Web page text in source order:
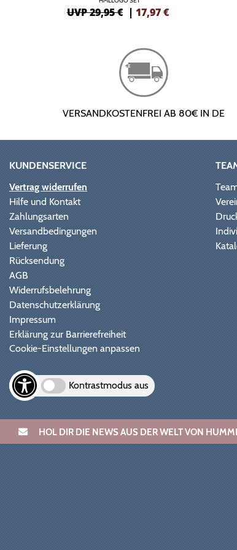
UVP 29,95 € | 17,97€
VERSANDKOSTENFREI AB 80€ IN DE
KUNDENSERVICE
Vertrag widerrufen
Hilfe und Kontakt
Zahlungsarten
Versandbedingungen
Lieferung
Rücksendung
AGB
Widerrufsbelehrung
Datenschutzerklärung
Impressum
Erklärung zur Barrierefreiheit
Cookie-Einstellungen anpassen
Kontrastmodus aus
HOL DIR DIE NEWS AUS DER WELT VON